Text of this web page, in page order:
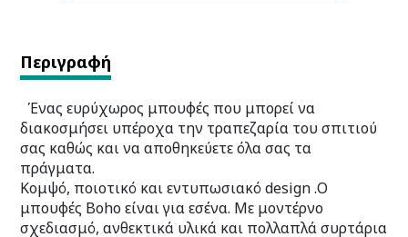
Περιγραφή
Ένας ευρύχωρος μπουφές που μπορεί να
διακοσμήσει υπέροχα την τραπεζαρία του σπιτιού
σας καθώς και να αποθηκεύετε όλα σας τα
πράγματα.
Κομψό, ποιοτικό και εντυπωσιακό design .Ο
μπουφές Boho είναι για εσένα. Με μοντέρνο
σχεδιασμό, ανθεκτικά υλικά και πολλαπλά συρτάρια